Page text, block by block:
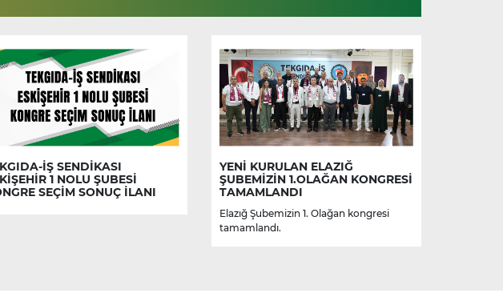
İŞ SENDİKASI
1 NOLU ŞUBESİ
SEÇİM SONUÇ İLANI
YENİ KURULAN ELAZIĞ
ŞUBEMİZİN 1.OLAĞAN KONGRESİ
TAMAMLANDI
Elazığ Şubemizin 1. Olağan kongresi
tamamlandı.